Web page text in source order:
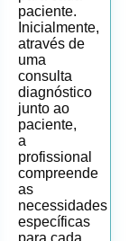
paciente.
Inicialmente,
através de
uma
consulta
diagnóstico
junto ao
paciente,
a
profissional
compreende
as
necessidades
específicas
para cada